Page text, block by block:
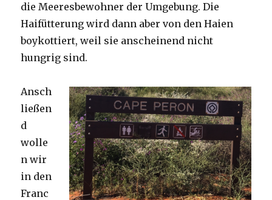
die Meeresbewohner der Umgebung. Die
Haifütterung wird dann aber von den Haien
boykottiert, weil sie anscheinend nicht
hungrig sind.
Ansch
ließen
d
wolle
n wir
in den
Franc